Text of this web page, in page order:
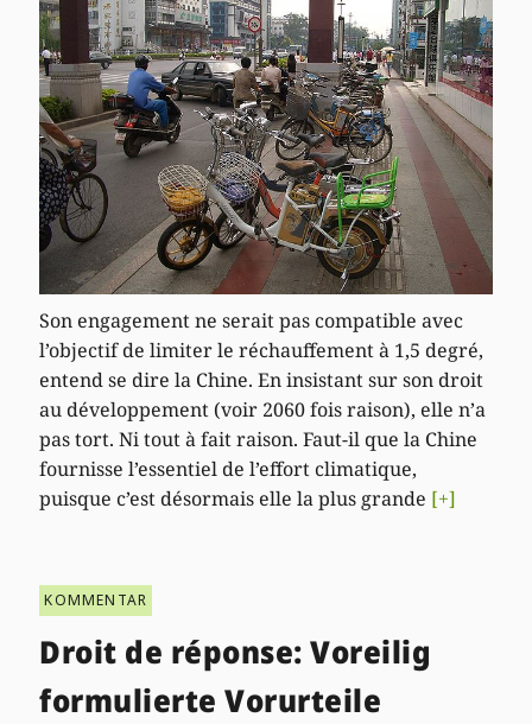
Son engagement ne serait pas compatible avec
l’objectif de limiter le réchauffement à 1,5 degré,
entend se dire la Chine. En insistant sur son droit
au développement (voir 2060 fois raison), elle n’a
pas tort. Ni tout à fait raison. Faut-il que la Chine
fournisse l’essentiel de l’effort climatique,
puisque c’est désormais elle la plus grande [+]
KOMMENTAR
Droit de réponse: Voreilig
formulierte Vorurteile